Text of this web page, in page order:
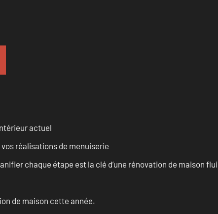
actuel
réalisations de menuiserie
chaque étape est la clé d’une rénovation de maison
de maison cette année.